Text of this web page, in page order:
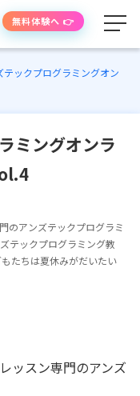
無料体験へ 👉
テックプログラミングオン
ミングオンラ
のアンズテックプログラミ
テックプログラミング教
たちは夏休みがだいたい
ッスン専門のアンズ